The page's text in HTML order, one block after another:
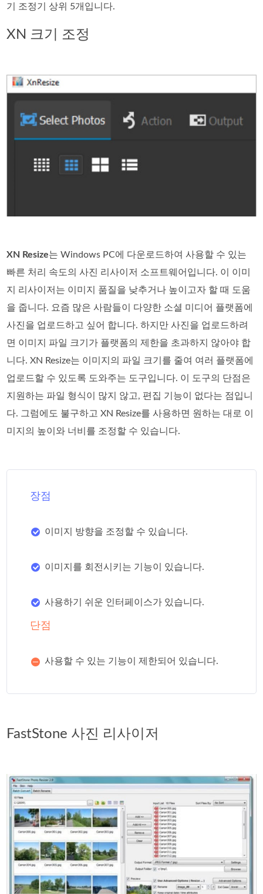
기 조정기 상위 5개입니다.
XN 크기 조정
XN Resize는 Windows PC에 다운로드하여 사용할 수 있는
빠른 처리 속도의 사진 리사이저 소프트웨어입니다. 이 이미
지 리사이저는 이미지 품질을 낮추거나 높이고자 할 때 도움
을 줍니다. 요즘 많은 사람들이 다양한 소셜 미디어 플랫폼에
사진을 업로드하고 싶어 합니다. 하지만 사진을 업로드하려
면 이미지 파일 크기가 플랫폼의 제한을 초과하지 않아야 합
니다. XN Resize는 이미지의 파일 크기를 줄여 여러 플랫폼에
업로드할 수 있도록 도와주는 도구입니다. 이 도구의 단점은
지원하는 파일 형식이 많지 않고, 편집 기능이 없다는 점입니
다. 그럼에도 불구하고 XN Resize를 사용하면 원하는 대로 이
미지의 높이와 너비를 조정할 수 있습니다.
장점
이미지 방향을 조정할 수 있습니다.
이미지를 회전시키는 기능이 있습니다.
사용하기 쉬운 인터페이스가 있습니다.
단점
사용할 수 있는 기능이 제한되어 있습니다.
FastStone 사진 리사이저